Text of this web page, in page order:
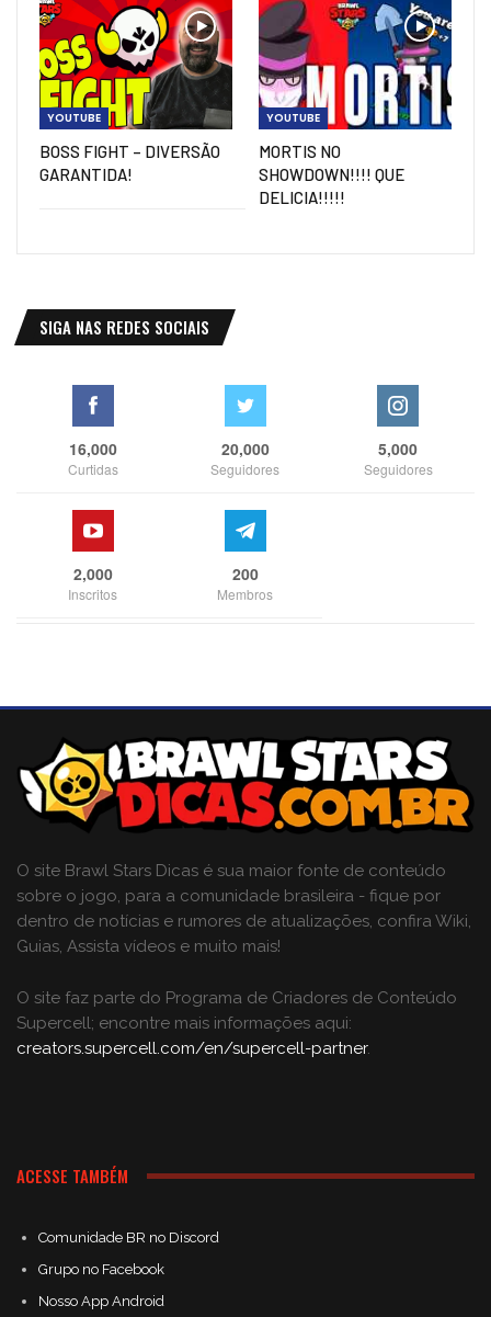
YOUTUBE
BOSS FIGHT – DIVERSÃO
GARANTIDA!
YOUTUBE
MORTIS NO
SHOWDOWN!!!! QUE
DELICIA!!!!!
SIGA NAS REDES SOCIAIS
16,000
Curtidas
20,000
Seguidores
5,000
Seguidores
2,000
Inscritos
200
Membros
O site Brawl Stars Dicas é sua maior fonte de conteúdo
sobre o jogo, para a comunidade brasileira - fique por
dentro de notícias e rumores de atualizações, confira Wiki,
Guias, Assista vídeos e muito mais!
O site faz parte do Programa de Criadores de Conteúdo
Supercell; encontre mais informações aqui:
creators.supercell.com/en/supercell-partner.
ACESSE TAMBÉM
Comunidade BR no Discord
Grupo no Facebook
Nosso App Android